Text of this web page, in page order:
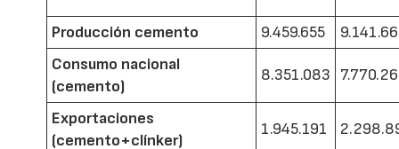
Producción cemento 9.459.655
Consumo nacional
(cemento)
8.351.083
Exportaciones
(cemento+clínker)
1.945.191